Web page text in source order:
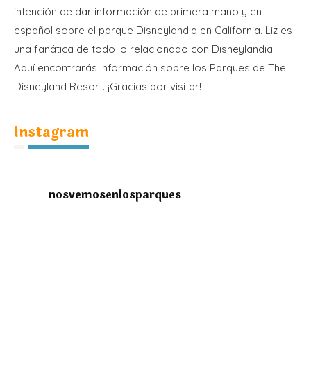
intención de dar información de primera mano y en
español sobre el parque Disneylandia en California. Liz es
una fanática de todo lo relacionado con Disneylandia.
Aquí encontrarás información sobre los Parques de The
Disneyland Resort. ¡Gracias por visitar!
Instagram
nosvemosenlosparques